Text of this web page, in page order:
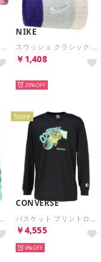
スウッシュ クラシック リバーシブル ヘッドバンド （ピンクスモーク/ピンクライズ/ホワイト）
NIKE
スウッシュ クラシック ダブルワイド リストバンド 2P （ライトシルバー/ダークコンコルド/セイル）
￥1,408
20%
Store
CONVERSE
￥4,555
9%